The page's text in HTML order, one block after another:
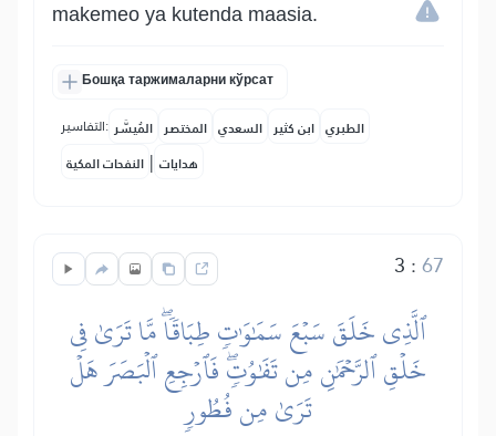
makemeo ya kutenda maasia.
Бошқа таржималарни кўрсат
التفاسير: المُيسَّر المختصر السعدي ابن كثير الطبري
النفحات المكية | هدايات
3 :67
ٱلَّذِي خَلَقَ سَبۡعَ سَمَٰوَٰتٖ طِبَاقٗاۖ مَّا تَرَىٰ فِي
خَلۡقِ ٱلرَّحۡمَٰنِ مِن تَفَٰوُتٖۖ فَٱرۡجِعِ ٱلۡبَصَرَ هَلۡ
تَرَىٰ مِن فُطُورٖ